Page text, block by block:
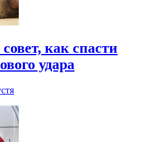
как спасти
удара